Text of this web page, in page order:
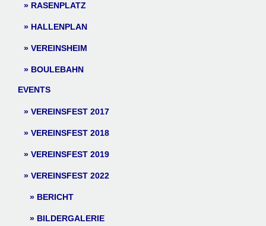
RASENPLATZ
HALLENPLAN
VEREINSHEIM
BOULEBAHN
EVENTS
VEREINSFEST 2017
VEREINSFEST 2018
VEREINSFEST 2019
VEREINSFEST 2022
BERICHT
BILDERGALERIE